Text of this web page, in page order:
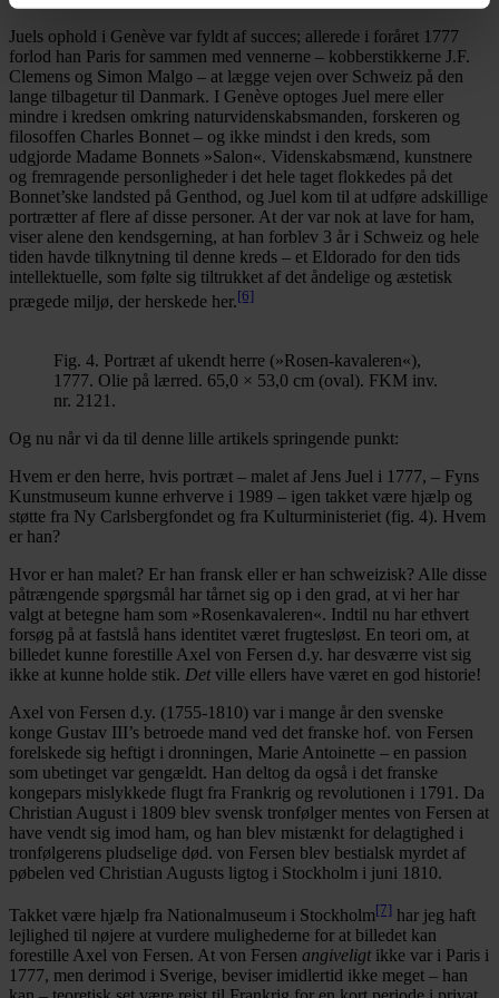
Juels ophold i Genève var fyldt af succes; allerede i foråret 1777
forlod han Paris for sammen med vennerne – kobberstikkerne J.F.
Clemens og Simon Malgo – at lægge vejen over Schweiz på den
lange tilbagetur til Danmark. I Genève optoges Juel mere eller
mindre i kredsen omkring naturvidenskabsmanden, forskeren og
filosoffen Charles Bonnet – og ikke mindst i den kreds, som
udgjorde Madame Bonnets »Salon«. Videnskabsmænd, kunstnere
og fremragende personligheder i det hele taget flokkedes på det
Bonnet’ske landsted på Genthod, og Juel kom til at udføre adskillige
portrætter af flere af disse personer. At der var nok at lave for ham,
viser alene den kendsgerning, at han forblev 3 år i Schweiz og hele
tiden havde tilknytning til denne kreds – et Eldorado for den tids
intellektuelle, som følte sig tiltrukket af det åndelige og æstetisk
prægede miljø, der herskede her.[6]
Fig. 4. Portræt af ukendt herre (»Rosen-kavaleren«),
1777. Olie på lærred. 65,0 × 53,0 cm (oval). FKM inv.
nr. 2121.
Og nu når vi da til denne lille artikels springende punkt:
Hvem er den herre, hvis portræt – malet af Jens Juel i 1777, – Fyns
Kunstmuseum kunne erhverve i 1989 – igen takket være hjælp og
støtte fra Ny Carlsbergfondet og fra Kulturministeriet (fig. 4). Hvem
er han?
Hvor er han malet? Er han fransk eller er han schweizisk? Alle disse
påtrængende spørgsmål har tårnet sig op i den grad, at vi her har
valgt at betegne ham som »Rosenkavaleren«. Indtil nu har ethvert
forsøg på at fastslå hans identitet været frugtesløst. En teori om, at
billedet kunne forestille Axel von Fersen d.y. har desværre vist sig
ikke at kunne holde stik. Detville ellers have været en god historie!
Axel von Fersen d.y. (1755-1810) var i mange år den svenske
konge Gustav III’s betroede mand ved det franske hof. von Fersen
forelskede sig heftigt i dronningen, Marie Antoinette – en passion
som ubetinget var gengældt. Han deltog da også i det franske
kongepars mislykkede flugt fra Frankrig og revolutionen i 1791. Da
Christian August i 1809 blev svensk tronfølger mentes von Fersen at
have vendt sig imod ham, og han blev mistænkt for delagtighed i
tronfølgerens pludselige død. von Fersen blev bestialsk myrdet af
pøbelen ved Christian Augusts ligtog i Stockholm i juni 1810.
Takket være hjælp fra Nationalmuseum i Stockholm[7] har jeg haft
lejlighed til nøjere at vurdere mulighederne for at billedet kan
forestille Axel von Fersen. At von Fersen angiveligtikke var i Paris i
1777, men derimod i Sverige, beviser imidlertid ikke meget – han